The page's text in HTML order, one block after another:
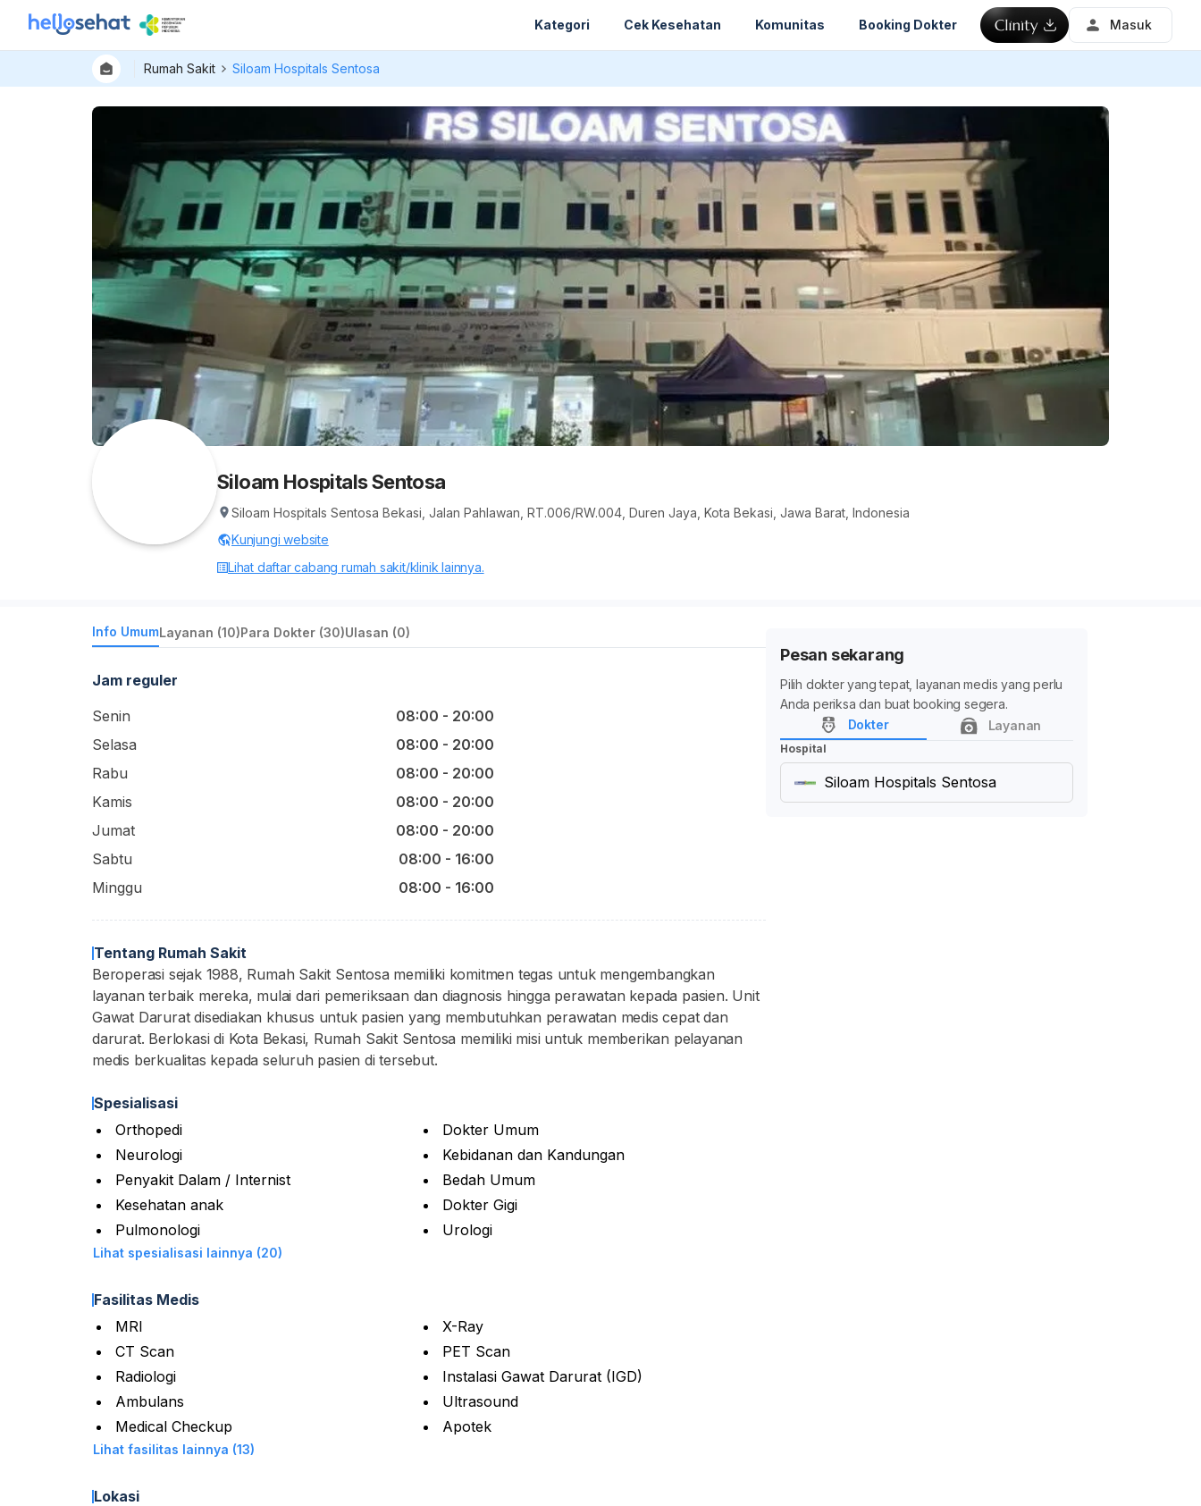
Kategori Cek Kesehatan Komunitas Booking Dokter Masuk
Rumah Sakit Siloam Hospitals Sentosa
Siloam Hospitals Sentosa
Siloam Hospitals Sentosa Bekasi, Jalan Pahlawan, RT.006/RW.004, Duren Jaya, Kota Bekasi, Jawa Barat, Indonesia
Kunjungi website
Lihat daftar cabang rumah sakit/klinik lainnya.
Info UmumLayanan (10)Para Dokter (30)Ulasan (0)
Jam reguler
Senin
08:00 - 20:00
Selasa
08:00 - 20:00
Rabu
08:00 - 20:00
Kamis
08:00 - 20:00
Jumat
08:00 - 20:00
Sabtu
08:00 - 16:00
Minggu
08:00 - 16:00
Tentang Rumah Sakit
Beroperasi sejak 1988, Rumah Sakit Sentosa memiliki komitmen tegas untuk mengembangkan
layanan terbaik mereka, mulai dari pemeriksaan dan diagnosis hingga perawatan kepada pasien. Unit
Gawat Darurat disediakan khusus untuk pasien yang membutuhkan perawatan medis cepat dan
darurat. Berlokasi di Kota Bekasi, Rumah Sakit Sentosa memiliki misi untuk memberikan pelayanan
medis berkualitas kepada seluruh pasien di tersebut.
Spesialisasi
Orthopedi
Dokter Umum
Neurologi
Kebidanan dan Kandungan
Penyakit Dalam / Internist
Bedah Umum
Kesehatan anak
Dokter Gigi
Pulmonologi
Urologi
Lihat spesialisasi lainnya (20)
Fasilitas Medis
MRI
X-Ray
CT Scan
PET Scan
Radiologi
Instalasi Gawat Darurat (IGD)
Ambulans
Ultrasound
Medical Checkup
Apotek
Lihat fasilitas lainnya (13)
Lokasi
Pesan sekarang
Pilih dokter yang tepat, layanan medis yang perlu
Anda periksa dan buat booking segera.
Dokter
Layanan
Hospital